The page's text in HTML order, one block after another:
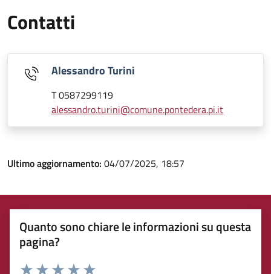
Contatti
Alessandro Turini
T 0587299119
alessandro.turini@comune.pontedera.pi.it
Ultimo aggiornamento: 04/07/2025, 18:57
Quanto sono chiare le informazioni su questa
pagina?
Rating: